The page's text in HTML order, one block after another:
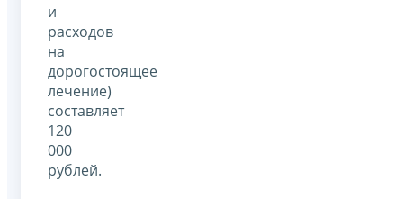
и
расходов
на
дорогостоящее
лечение)
составляет
120
000
рублей.